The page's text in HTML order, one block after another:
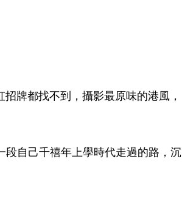
牌都找不到，攝影最原味的港風，
段自己千禧年上學時代走過的路，沉